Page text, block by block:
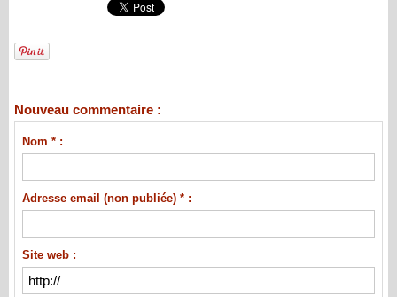
Nouveau commentaire :
Nom * :
Adresse email (non publiée) * :
Site web :